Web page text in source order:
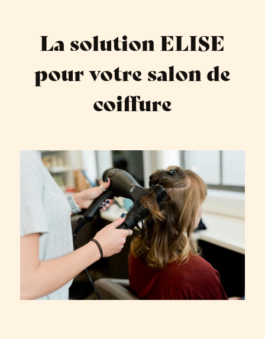
La solution ELISE
pour votre salon de
coiffure